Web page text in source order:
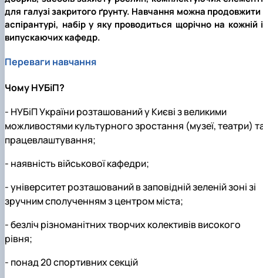
для галузі закритого ґрунту. Навчання можна продовжити
аспірантурі, набір у яку проводиться щорічно на кожній
випускаючих кафедр.
Переваги навчання
Чому НУБіП?
- НУБіП України розташований у Києві з великими
можливостями культурного зростання (музеї, театри)
працевлаштування;
- наявність військової кафедри;
- університет розташований в заповідній зеленій зоні зі
зручним сполученням з центром міста;
- безліч різноманітних творчих колективів високого
рівня;
- понад 20 спортивних секцій